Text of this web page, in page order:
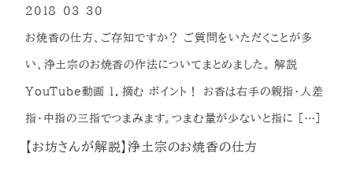
【お坊さんが解説】浄土宗のお焼香の仕方
お焼香の仕方、ご存知ですか？ ご質問をいただくことが多
い、浄土宗のお焼香の作法についてまとめました。 解説
YouTube動画 １．摘む ポイント！ お香は右手の親指・人差
指・中指の三指でつまみます。つまむ量が少ないと指に […]
2018-03-30